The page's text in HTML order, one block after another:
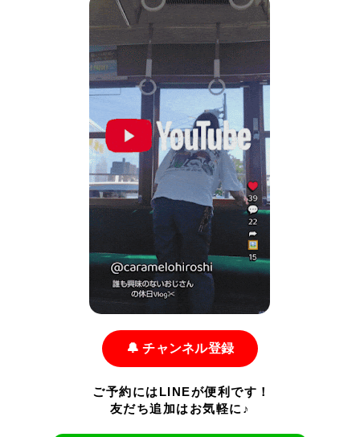
🔔 チャンネル登録
ご予約にはLINEが便利です！
友だち追加はお気軽に♪